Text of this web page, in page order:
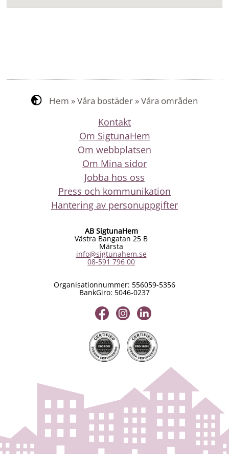
Hem »Våra bostäder »Våra områden
Kontakt
Om SigtunaHem
Om webbplatsen
Om Mina sidor
Jobba hos oss
Press och kommunikation
Hantering av personuppgifter
AB SigtunaHem
Västra Bangatan 25 B
Märsta
info@sigtunahem.se
08-591 796 00
Organisationnummer: 556059-5356
BankGiro: 5046-0237